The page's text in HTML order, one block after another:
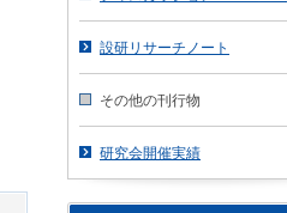
設研リサーチノート
その他の刊行物
研究会開催実績